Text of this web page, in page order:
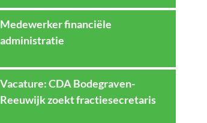
Medewerker financiële
administratie
Vacature: CDA Bodegraven-
Reeuwijk zoekt fractiesecretaris